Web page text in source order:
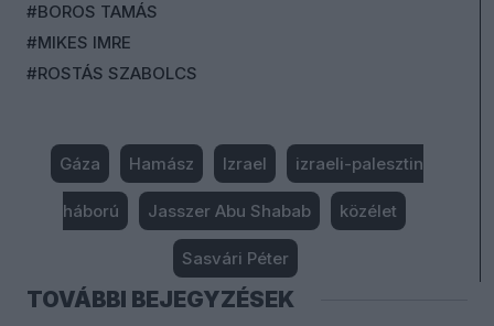
#BOROS TAMÁS
#MIKES IMRE
#ROSTÁS SZABOLCS
Gáza Hamász Izrael izraeli-palesztin
háború Jasszer Abu Shabab közélet
Sasvári Péter
TOVÁBBI BEJEGYZÉSEK